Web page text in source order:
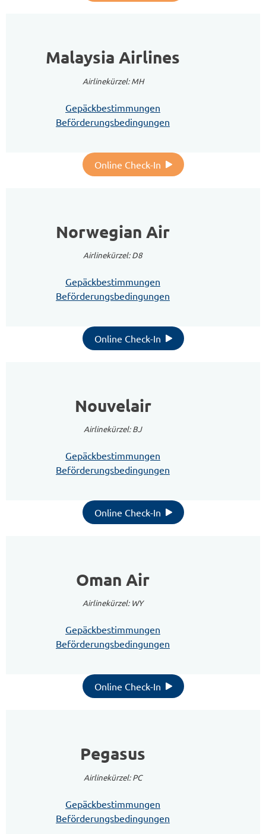
Malaysia Airlines
Airlinekürzel: MH
Gepäckbestimmungen
Beförderungsbedingungen
Online Check-In
Norwegian Air
Airlinekürzel: D8
Gepäckbestimmungen
Beförderungsbedingungen
Online Check-In
Nouvelair
Airlinekürzel: BJ
Gepäckbestimmungen
Beförderungsbedingungen
Online Check-In
Oman Air
Airlinekürzel: WY
Gepäckbestimmungen
Beförderungsbedingungen
Online Check-In
Pegasus
Airlinekürzel: PC
Gepäckbestimmungen
Beförderungsbedingungen